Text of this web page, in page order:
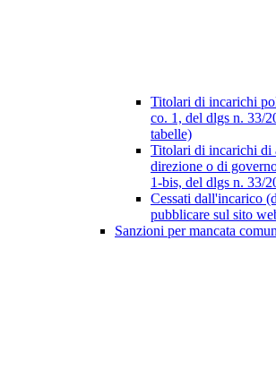
Titolari di incarichi
co. 1, del dlgs n. 33/
tabelle)
Titolari di incarichi di
direzione o di
1-bis, del dlgs n. 33/
Cessati dall'incarico
pubblicare sul sito
Sanzioni per mancata